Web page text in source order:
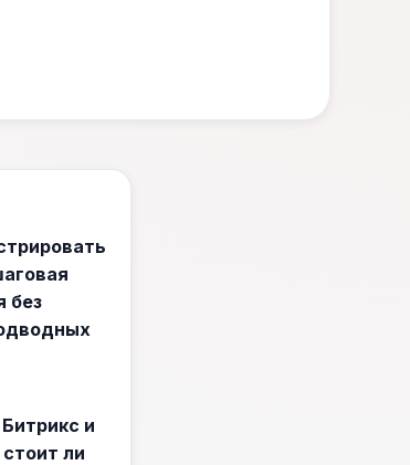
без
и
ли